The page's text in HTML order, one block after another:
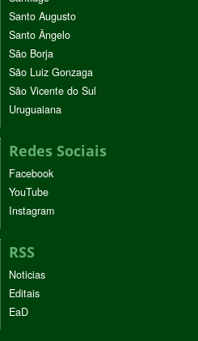
Santo Augusto
Santo Ângelo
São Borja
São Luiz Gonzaga
São Vicente do Sul
Uruguaiana
Redes Sociais
Facebook
YouTube
Instagram
RSS
Noticias
Editais
EaD